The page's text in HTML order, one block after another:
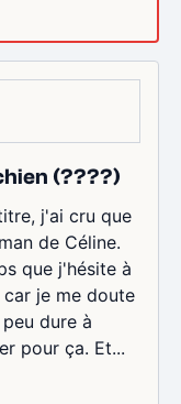
(????)
j'ai cru que
de Céline.
que j'hésite à
je me doute
dure à
pour ça. Et...